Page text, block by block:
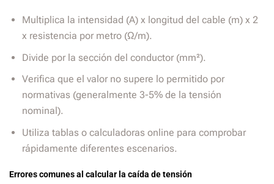
Multiplica la intensidad (A) x longitud del cable (m) x 2
x resistencia por metro (Ω/m).
Divide por la sección del conductor (mm²).
Verifica que el valor no supere lo permitido por
normativas (generalmente 3-5% de la tensión
nominal).
Utiliza tablas o calculadoras online para comprobar
rápidamente diferentes escenarios.
Errores comunes al calcular la caída de tensión